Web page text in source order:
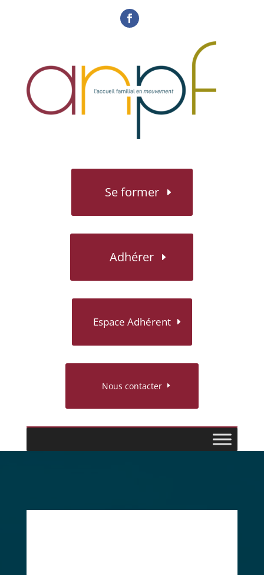
Se former
Adhérer
Espace Adhérent
Nous contacter